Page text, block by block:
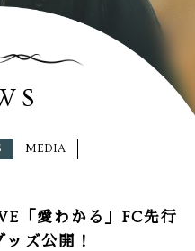
MEDIA
「愛わかる」FC先行
ズ公開！